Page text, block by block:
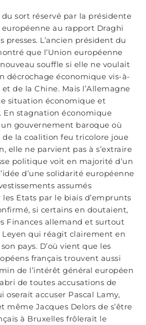
sort réservé par la présidente
au rapport Draghi
presses. L’ancien président du
que l’Union européenne
souffle si elle ne voulait
décrochage économique vis-à-
de la Chine. Mais l’Allemagne
situation économique et
En stagnation économique
un gouvernement baroque où
de la coalition feu tricolore joue
elle ne parvient pas à s’extraire
politique voit en majorité d’un
d’une solidarité européenne
assumés
Etats par le biais d’emprunts
si certains en doutaient,
Finances allemand et surtout
Leyen qui réagit clairement en
pays. D’où vient que les
français trouvent aussi
de l’intérêt général européen
de toutes accusations de
oserait accuser Pascal Lamy,
même Jacques Delors de s’être
à Bruxelles frôlerait le